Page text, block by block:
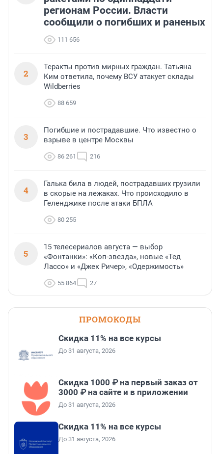
регионам России. Власти
сообщили о погибших и раненых
111 656
2
Теракты против мирных граждан. Татьяна
Ким ответила, почему ВСУ атакует склады
Wildberries
88 659
3
Погибшие и пострадавшие. Что известно о
взрыве в центре Москвы
86 261 216
4
Галька била в людей, пострадавших грузили
в скорые на лежаках. Что происходило в
Геленджике после атаки БПЛА
80 255
5
15 телесериалов августа — выбор
«Фонтанки»: «Коп-звезда», новые «Тед
Лассо» и «Джек Ричер», «Одержимость»
55 864 27
ПРОМОКОДЫ
Скидка 11% на все курсы
До 31 августа, 2026
Скидка 1000 ₽ на первый заказ от
3000 ₽ на сайте и в приложении
До 31 августа, 2026
Скидка 11% на все курсы
До 31 августа, 2026